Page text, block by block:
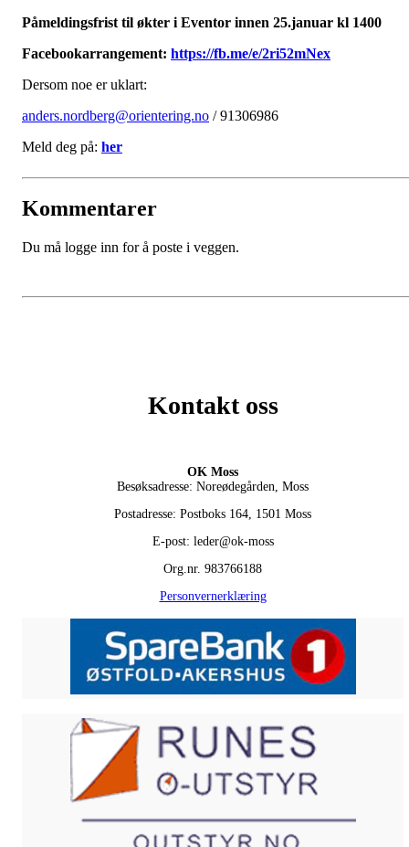
Påmeldingsfrist til økter i Eventor innen 25.januar kl 1400
Facebookarrangement: https://fb.me/e/2ri52mNex
Dersom noe er uklart:
anders.nordberg@orientering.no / 91306986
Meld deg på: her
Kommentarer
Du må logge inn for å poste i veggen.
Kontakt oss
OK Moss
Besøksadresse: Noreødegården, Moss
Postadresse: Postboks 164, 1501 Moss
E-post: leder@ok-moss
Org.nr. 983766188
Personvernerklæring